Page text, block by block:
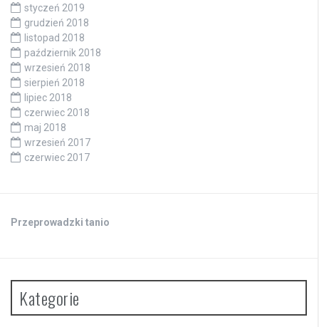
styczeń 2019
grudzień 2018
listopad 2018
październik 2018
wrzesień 2018
sierpień 2018
lipiec 2018
czerwiec 2018
maj 2018
wrzesień 2017
czerwiec 2017
Przeprowadzki tanio
Kategorie